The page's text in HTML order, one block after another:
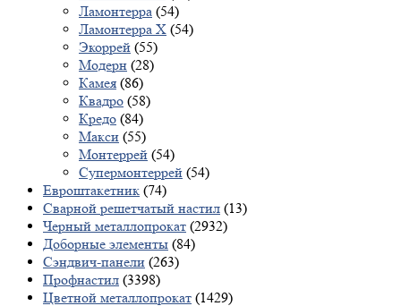
Ламонтерра (54)
Ламонтерра X (54)
Экоррей (55)
Модерн (28)
Камея (86)
Квадро (58)
Кредо (84)
Макси (55)
Монтеррей (54)
Супермонтеррей (54)
Евроштакетник (74)
Сварной решетчатый настил (13)
Черный металлопрокат (2932)
Доборные элементы (84)
Сэндвич-панели (263)
Профнастил (3398)
Цветной металлопрокат (1429)